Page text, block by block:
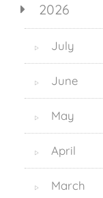
2026
▷ July
▷ June
▷ May
▷ April
▷ March